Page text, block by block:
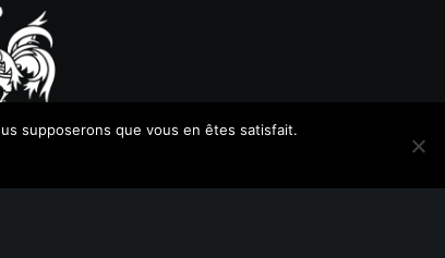
supposerons que vous en êtes satisfait.